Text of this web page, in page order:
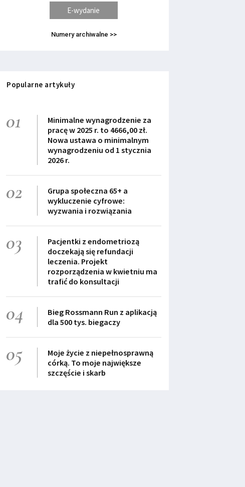
E-wydanie
Numery archiwalne >>
Popularne artykuły
01
Minimalne wynagrodzenie za
pracę w 2025 r. to 4666,00 zł.
Nowa ustawa o minimalnym
wynagrodzeniu od 1 stycznia
2026 r.
02
Grupa społeczna 65+ a
wykluczenie cyfrowe:
wyzwania i rozwiązania
03
Pacjentki z endometriozą
doczekają się refundacji
leczenia. Projekt
rozporządzenia w kwietniu ma
trafić do konsultacji
04
Bieg Rossmann Run z aplikacją
dla 500 tys. biegaczy
05
Moje życie z niepełnosprawną
córką. To moje największe
szczęście i skarb